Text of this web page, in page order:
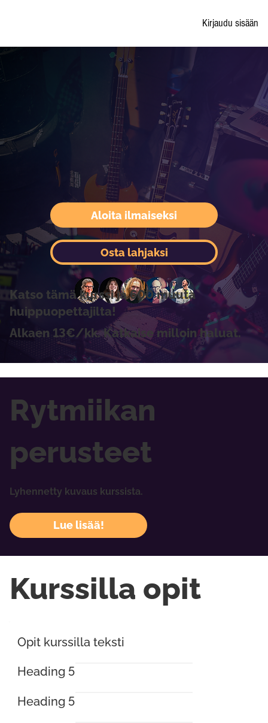
Kirjaudu sisään
Aloita ilmaiseksi
Katso tämä kurssi ja 600 muuta
huippuopettajilta!
Alkaen 13€/kk. Katkaise milloin haluat.
Osta lahjaksi
Rytmiikan
perusteet
Lyhennetty kuvaus kurssista.
Lue lisää!
Kurssilla opit
Opit kurssilla teksti
Heading 5
Heading 5